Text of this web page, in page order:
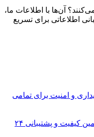
آن‌ها با اطلاعات ما،
اطلاعاتی برای تسریع
و امنیت برای تمامی
خرید سیپ ترانک مطمئن: تضمین کیفیت و پشتیبانی ۲۴